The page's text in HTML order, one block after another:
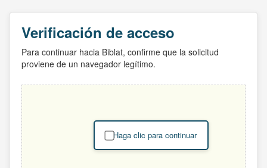
Verificación de acceso
Para continuar hacia Biblat, confirme que la solicitud
proviene de un navegador legítimo.
Haga clic para continuar